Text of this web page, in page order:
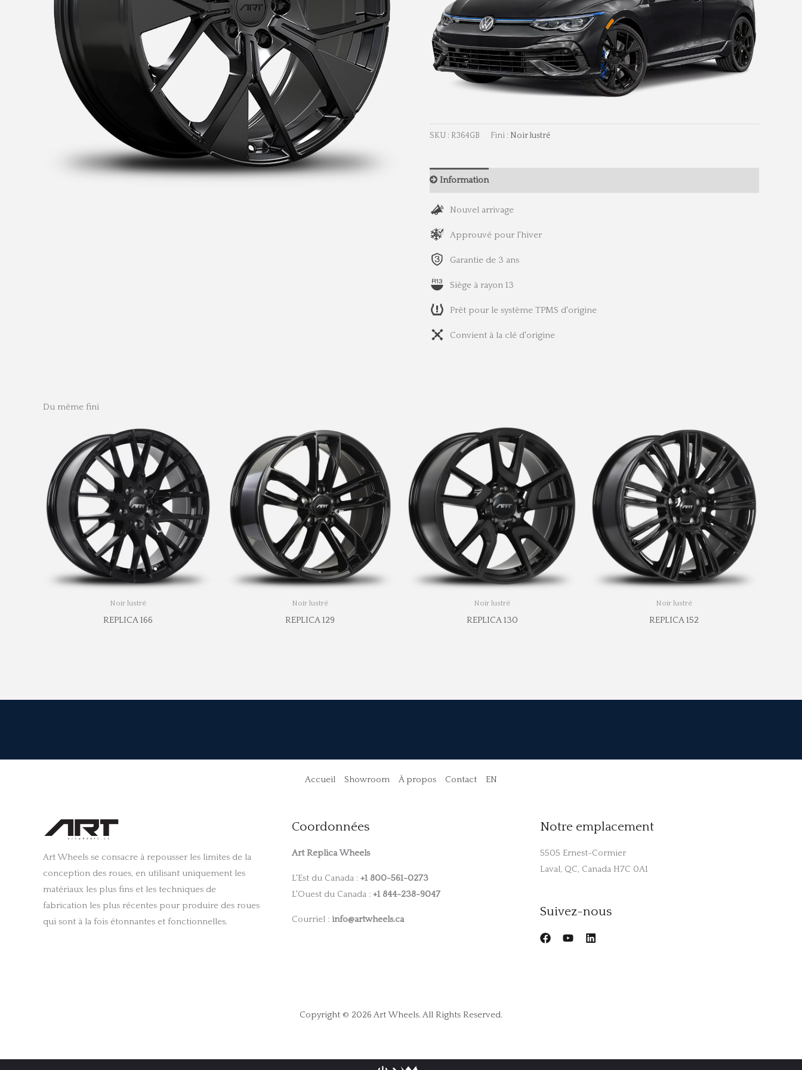
SKU : R364GB Fini : Noir lustré
Information
Nouvel arrivage
Approuvé pour l'hiver
Garantie de 3 ans
Siège à rayon 13
Prêt pour le système TPMS d'origine
Convient à la clé d'origine
Du même fini
Noir lustré
REPLICA 166
Noir lustré
REPLICA 129
Noir lustré
REPLICA 130
Noir lustré
REPLICA 152
Accueil Showroom À propos Contact EN
Art Wheels se consacre à repousser les limites de la
conception des roues, en utilisant uniquement les
matériaux les plus fins et les techniques de
fabrication les plus récentes pour produire des roues
qui sont à la fois étonnantes et fonctionnelles.
Coordonnées
Art Replica Wheels
L'Est du Canada : +1 800-561-0273
L'Ouest du Canada : +1 844-238-9047
Courriel : info@artwheels.ca
Notre emplacement
5505 Ernest-Cormier
Laval, QC, Canada H7C 0A1
Suivez-nous
Copyright © 2026 Art Wheels. All Rights Reserved.